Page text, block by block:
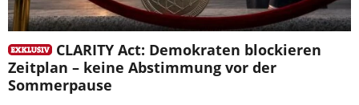
CLARITY Act: Demokraten blockieren
Zeitplan – keine Abstimmung vor der
Sommerpause